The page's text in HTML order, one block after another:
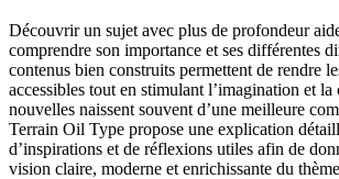
Découvrir un sujet avec plus de profondeur
comprendre son importance et ses différentes
contenus bien construits permettent de rendre
accessibles tout en stimulant l’imagination et
nouvelles naissent souvent d’une meilleure
Terrain Oil Type propose une explication
d’inspirations et de réflexions utiles afin de
vision claire, moderne et enrichissante du